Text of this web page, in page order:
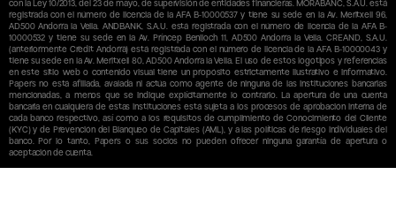
con la Ley 10/2013, del 23 de mayo, de supervisión de entidades financieras. MORABANC, S.A.U. está
registrada con el número de licencia de la AFA B-10000537 y tiene su sede en la Av. Meritxell 96,
AD500 Andorra la Vella. ANDBANK, S.A.U. está registrada con el número de licencia de la AFA B-
10000532 y tiene su sede en la Av. Príncep Benlloch 11, AD500 Andorra la Vella. CREAND, S.A.U.
(anteriormente Crèdit Andorrà) está registrada con el número de licencia de la AFA B-10000043 y
tiene su sede en la Av. Meritxell 80, AD500 Andorra la Vella. El uso de estos logotipos y referencias
en este sitio web o contenido visual tiene un propósito estrictamente ilustrativo e informativo.
Papers no está afiliada, avalada ni actúa como agente de ninguna de las instituciones bancarias
mencionadas, a menos que se indique explícitamente lo contrario. La apertura de una cuenta
bancaria en cualquiera de estas instituciones está sujeta a los procesos de aprobación interna de
cada banco respectivo, así como a los requisitos de cumplimiento de Conocimiento del Cliente
(KYC) y de Prevención del Blanqueo de Capitales (AML), y a las políticas de riesgo individuales del
banco. Por lo tanto, Papers o sus socios no pueden ofrecer ninguna garantía de apertura o
aceptación de cuenta.